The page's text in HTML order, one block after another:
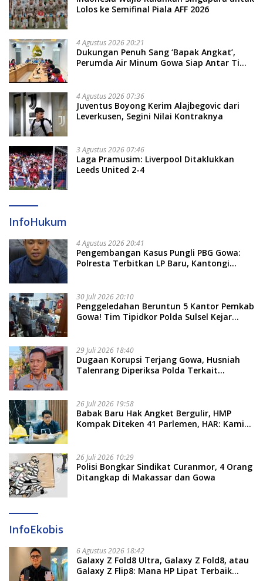
Lolos ke Semifinal Piala AFF 2026
4 Agustus 2026 20:21
Dukungan Penuh Sang ‘Bapak Angkat’,
Perumda Air Minum Gowa Siap Antar Tim
4 Agustus 2026 07:36
Juventus Boyong Kerim Alajbegovic dari
Leverkusen, Segini Nilai Kontraknya
3 Agustus 2026 07:46
Laga Pramusim: Liverpool Ditaklukkan
Leeds United 2-4
InfoHukum
4 Agustus 2026 20:41
Pengembangan Kasus Pungli PBG Gowa:
Polresta Terbitkan LP Baru, Kantongi
30 Juli 2026 20:10
Penggeledahan Beruntun 5 Kantor Pemkab
Gowa! Tim Tipidkor Polda Sulsel Kejar
29 Juli 2026 18:40
Dugaan Korupsi Terjang Gowa, Husniah
Talenrang Diperiksa Polda Terkait
26 Juli 2026 19:58
​Babak Baru Hak Angket Bergulir, HMP
Kompak Diteken 41 Parlemen, HAR: Kami
26 Juli 2026 10:29
Polisi Bongkar Sindikat Curanmor, 4 Orang
Ditangkap di Makassar dan Gowa
InfoEkobis
6 Agustus 2026 18:42
Galaxy Z Fold8 Ultra, Galaxy Z Fold8, atau
Galaxy Z Flip8: Mana HP Lipat Terbaik